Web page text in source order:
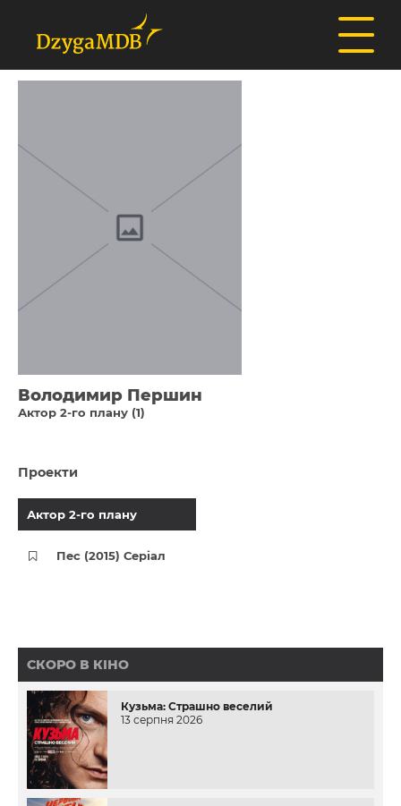
Володимир Першин
Актор 2-го плану (1)
Проекти
Актор 2-го плану
Пес (2015) Серіал
СКОРО В КІНО
Кузьма: Страшно веселий
13 серпня 2026